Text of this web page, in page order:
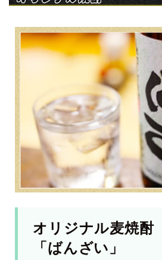
オリジナル麦焼酎
「ばんざい」